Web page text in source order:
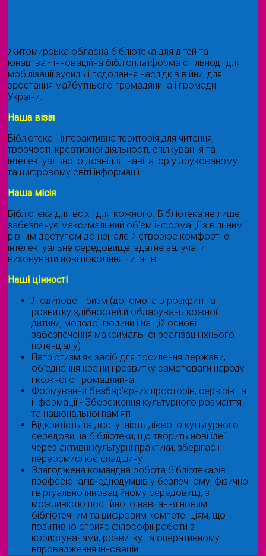
Житомирська обласна бібліотека для дітей та
юнацтва - інноваційна бібліоплатформа спільнодії для
мобілізації зусиль і подолання наслідків війни, для
зростання майбутнього громадянина і громади
України.
Наша візія
Бібліотека ˗ інтерактивна територія для читання,
творчості, креативної діяльності, спілкування та
інтелектуального дозвілля, навігатор у друкованому
та цифровому світі інформації.
Наша місія
Бібліотека для всіх і для кожного. Бібліотека не лише
забезпечує максимальний об'єм інформації з вільним і
рівним доступом до неї, але й створює комфортне
інтелектуальне середовище, здатне залучати і
виховувати нові покоління читачів.
Наші цінності
Людиноцентризм (допомога в розкриті та
розвитку здібностей й обдарувань кожної
дитини, молодої людини і на цій основі
забезпечення максимальної реалізації їхнього
потенціалу)
Патріотизм як засіб для посилення держави,
об'єднання країни і розвитку самоповаги народу
і кожного громадянина
Формування безбар’єрних просторів, сервісів та
інформації - Збереження культурного розмаїття
та національної пам’яті
Відкритість та доступність дієвого культурного
середовища бібліотеки, що творить нові ідеї
через активні культурні практики, зберігає і
переосмислює спадщину
Злагоджена командна робота бібліотекарів
професіоналів-однодумців у безпечному, фізично
і віртуально інноваційному середовищі, з
можливістю постійного навчання новим
бібліотечним та цифровим компетенціям, що
позитивно сприяє філософії роботи з
користувачами, розвитку та оперативному
впровадження інновацій.